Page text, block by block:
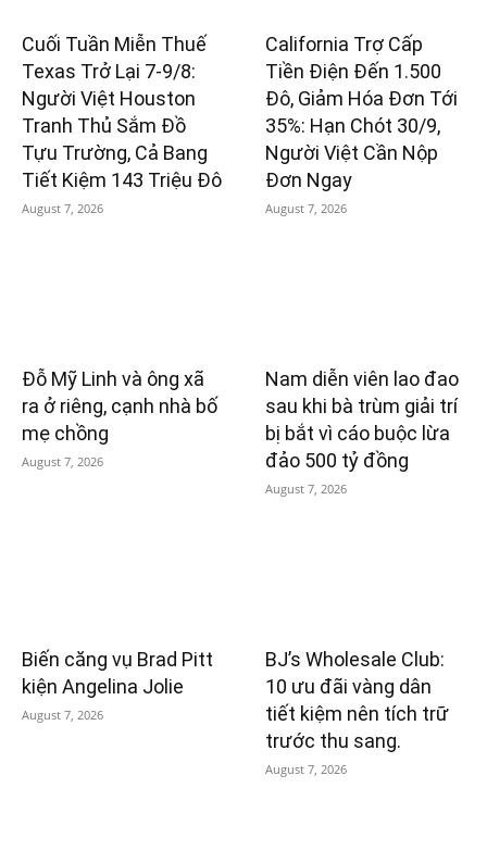
Cuối Tuần Miễn Thuế
Texas Trở Lại 7-9/8:
Người Việt Houston
Tranh Thủ Sắm Đồ
Tựu Trường, Cả Bang
Tiết Kiệm 143 Triệu Đô
August 7, 2026
California Trợ Cấp
Tiền Điện Đến 1.500
Đô, Giảm Hóa Đơn Tới
35%: Hạn Chót 30/9,
Người Việt Cần Nộp
Đơn Ngay
August 7, 2026
Đỗ Mỹ Linh và ông xã
ra ở riêng, cạnh nhà bố
mẹ chồng
August 7, 2026
Nam diễn viên lao đao
sau khi bà trùm giải trí
bị bắt vì cáo buộc lừa
đảo 500 tỷ đồng
August 7, 2026
Biến căng vụ Brad Pitt
kiện Angelina Jolie
August 7, 2026
BJ’s Wholesale Club:
10 ưu đãi vàng dân
tiết kiệm nên tích trữ
trước thu sang.
August 7, 2026